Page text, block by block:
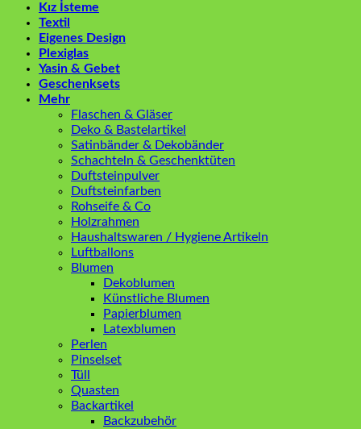
Kız İsteme
Textil
Eigenes Design
Plexiglas
Yasin & Gebet
Geschenksets
Mehr
Flaschen & Gläser
Deko & Bastelartikel
Satinbänder & Dekobänder
Schachteln & Geschenktüten
Duftsteinpulver
Duftsteinfarben
Rohseife & Co
Holzrahmen
Haushaltswaren / Hygiene Artikeln
Luftballons
Blumen
Dekoblumen
Künstliche Blumen
Papierblumen
Latexblumen
Perlen
Pinselset
Tüll
Quasten
Backartikel
Backzubehör